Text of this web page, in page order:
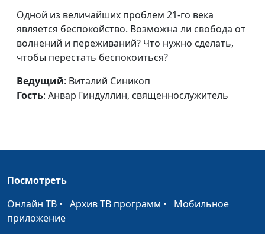
Был ли апостол Петр
сатаной?
Юлия Синицына,
Алексей Гусев,
священнослужитель
Что значит причащаться
недостойно?
Юлия Синицына,
Брожение - символ греха
Одной из величайших проблем 21-го века
является беспокойство. Возможна ли свобода от
волнений и переживаний? Что нужно сделать,
чтобы перестать беспокоиться?
Ведущий: Виталий Синикоп
Гость: Анвар Гиндуллин, священнослужитель
Посмотреть
Онлайн ТВ • Архив ТВ программ • Мобильное
приложение